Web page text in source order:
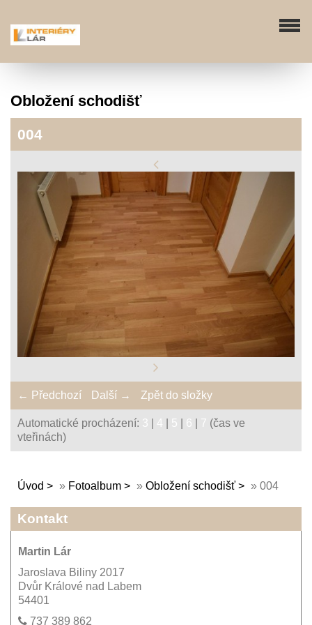
Obložení schodišť
004
← Předchozí Další → Zpět do složky
Automatické procházení: 3 4 5 6 7 (čas ve
vteřinách)
Úvod » Fotoalbum » Obložení schodišť » 004
Kontakt
Martin Lár
Jaroslava Biliny 2017
Dvůr Králové nad Labem
54401
737 389 862